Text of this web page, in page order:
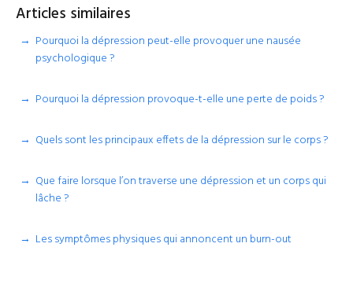
Articles similaires
Pourquoi la dépression peut-elle provoquer une nausée
psychologique ?
Pourquoi la dépression provoque-t-elle une perte de poids ?
Quels sont les principaux effets de la dépression sur le corps ?
Que faire lorsque l’on traverse une dépression et un corps qui
lâche ?
Les symptômes physiques qui annoncent un burn-out